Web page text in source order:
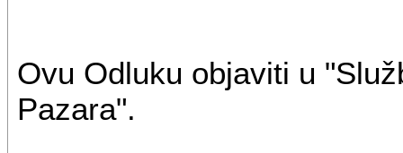
Ovu Odluku objaviti u
Pazara".